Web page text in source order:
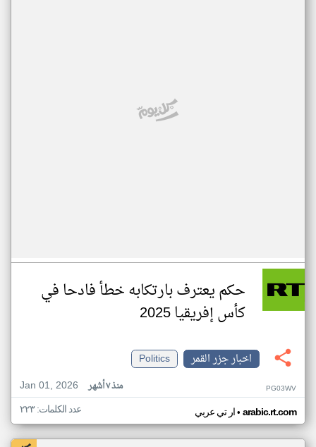
حكم يعترف بارتكابه خطأ فادحا في
كأس إفريقيا 2025
اخبار جزر القمر
Politics
Jan 01, 2026
منذ ٧ أشهر PG03WV
ار تي عربي• arabic.rt.com عدد الكلمات: ٢٢٣